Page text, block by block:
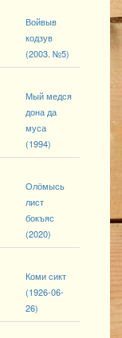
Войвыв
кодзув
(2003. №5)
Мый медся
дона да
муса
(1994)
Олӧмысь
лист
бокъяс
(2020)
Коми сикт
(1926-06-
26)